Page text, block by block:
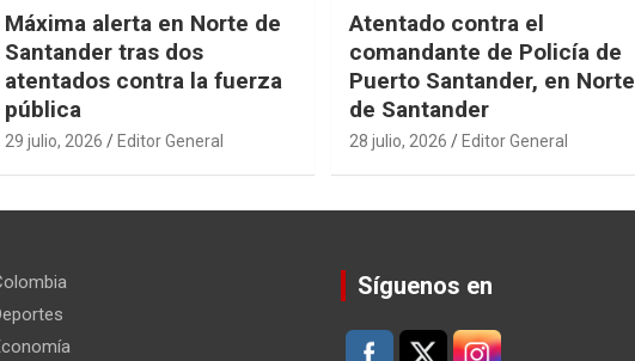
Máxima alerta en Norte de
Santander tras dos
atentados contra la fuerza
pública
29 julio, 2026 Editor General
Atentado contra el
comandante de Policía de
Puerto Santander, en Norte
de Santander
28 julio, 2026 Editor General
Síguenos en